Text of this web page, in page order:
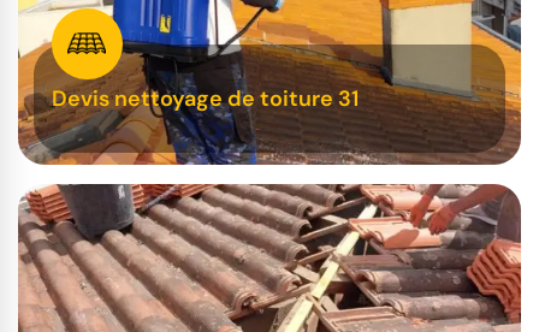
Devis nettoyage de toiture 31